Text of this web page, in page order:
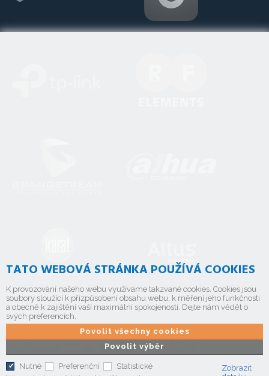
TATO WEBOVÁ STRÁNKA POUŽÍVÁ COOKIES
K provozování našeho webu využíváme takzvané cookies. Cookies jsou
soubory sloužící k přizpůsobení obsahu webu, k měření jeho funkčnosti
a obecně k zajištění vaší maximální spokojenosti. Dejte nám vědět o
svých preferencích.
Povolit výběr
Povolit všechny cookies
Nutné Preferenční
Statistické
Zobrazit